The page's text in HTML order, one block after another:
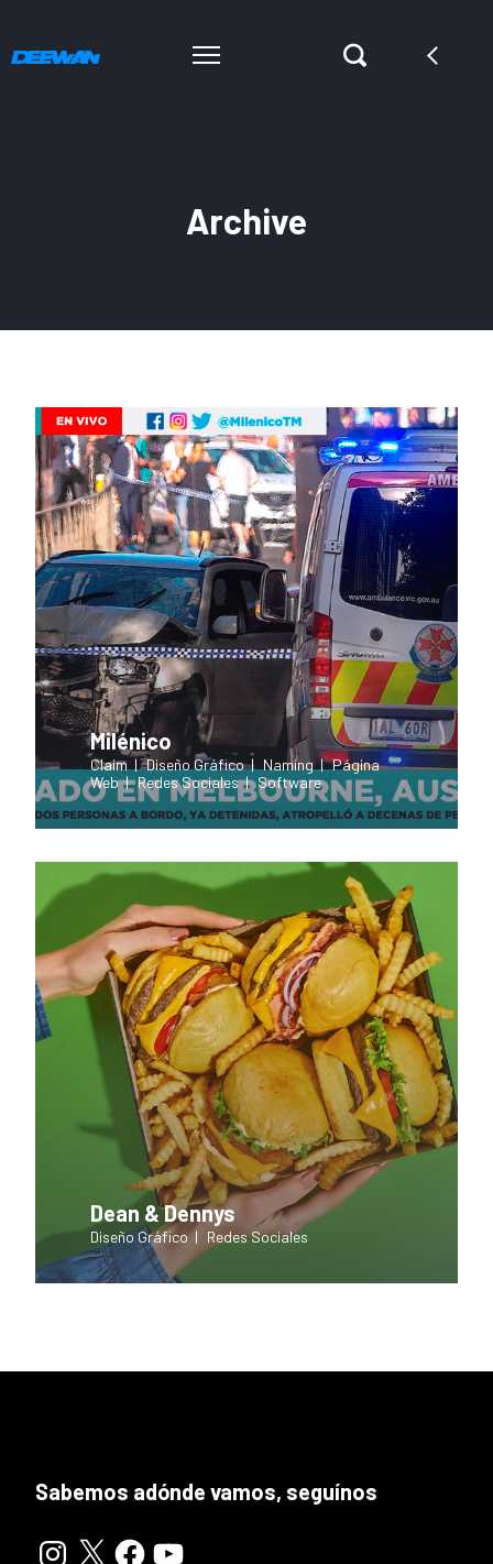
Archive
Milénico
Claim Diseño Gráfico Naming
Página
Web
Redes Sociales Software
Dean & Dennys
Diseño Gráfico Redes Sociales
Sabemos adónde vamos, seguínos